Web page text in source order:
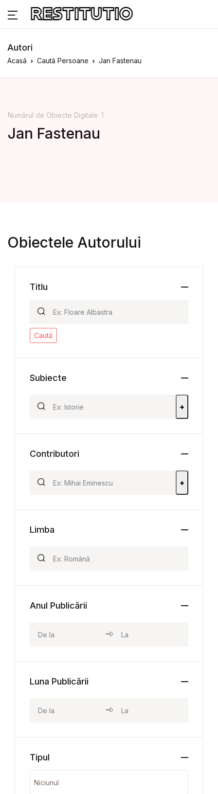
Autori
Acasă Caută Persoane Jan Fastenau
Numărul de Obiecte Digitale: 1
Jan Fastenau
Obiectele Autorului
Titlu
Caută
Subiecte
+
Contributori
+
Limba
Anul Publicării
Luna Publicării
Tipul